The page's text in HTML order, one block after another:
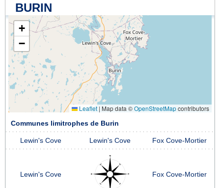
BURIN
+
−
Leaflet | Map data ©OpenStreetMapcontributors
Communes limitrophes de Burin
Lewin's Cove Lewin's Cove Fox Cove-Mortier
Lewin's Cove Fox Cove-Mortier